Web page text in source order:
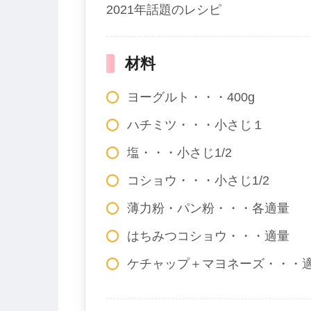
2021年話題のレシピ
材料
ヨーグルト・・・400g
ハチミツ・・・小さじ１
塩・・・小さじ1/2
コショウ・・・小さじ1/2
薄力粉・パン粉・・・各適量
はちみつコショウ・・・適量
ケチャップ＋マヨネーズ・・・